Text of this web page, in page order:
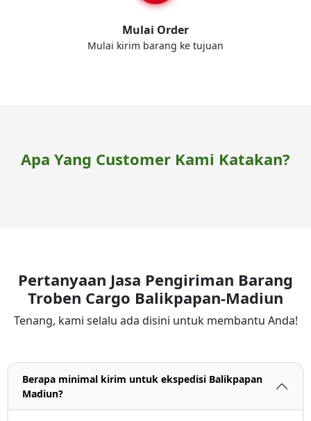
Mulai Order
Mulai kirim barang ke tujuan
Apa Yang Customer Kami Katakan?
Pertanyaan Jasa Pengiriman Barang
Troben Cargo Balikpapan-Madiun
Tenang, kami selalu ada disini untuk membantu Anda!
Berapa minimal kirim untuk ekspedisi Balikpapan
Madiun?